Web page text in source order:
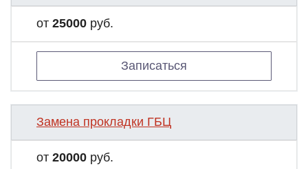
от 25000 руб.
Записаться
Замена прокладки ГБЦ
от 20000 руб.